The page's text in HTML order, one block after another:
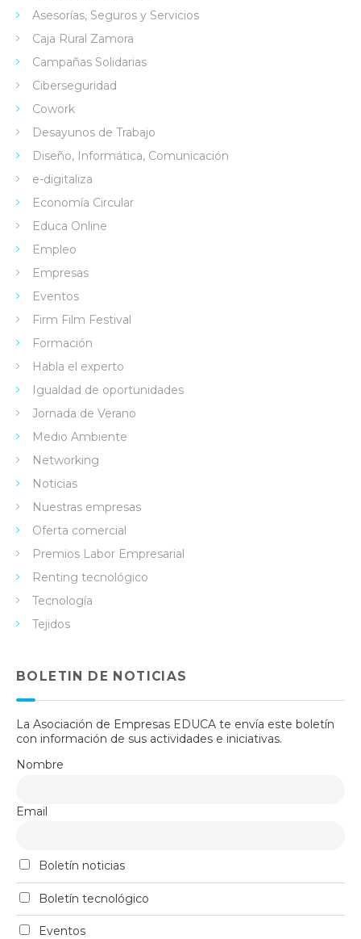
Asesorías, Seguros y Servicios
Caja Rural Zamora
Campañas Solidarias
Ciberseguridad
Cowork
Desayunos de Trabajo
Diseño, Informática, Comunicación
e-digitaliza
Economía Circular
Educa Online
Empleo
Empresas
Eventos
Firm Film Festival
Formación
Habla el experto
Igualdad de oportunidades
Jornada de Verano
Medio Ambiente
Networking
Noticias
Nuestras empresas
Oferta comercial
Premios Labor Empresarial
Renting tecnológico
Tecnología
Tejidos
BOLETIN DE NOTICIAS
La Asociación de Empresas EDUCA te envía este boletín
con información de sus actividades e iniciativas.
Nombre
Email
Boletín noticias
Boletín tecnológico
Eventos